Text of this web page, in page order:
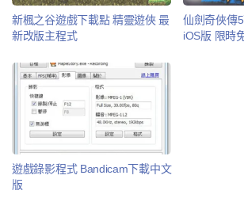
新楓之谷遊戲下載點 精靈遊俠 最
新改版主程式
仙劍奇俠傳
iOS版 限時
遊戲錄影程式 Bandicam下載中文
版